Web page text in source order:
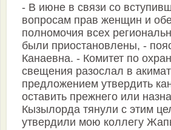
- В июне в связи со
вопросам прав женщин и
полномочия всех
были приостановлены, -
Канаевна. - Комитет по
свещения разослал в
предложением утвердить
оставить прежнего или
Кызыл­орда тянули с этим
утвердили мою коллегу